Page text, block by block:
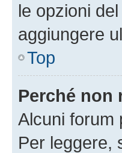
le opzioni
aggiungere
Top
Perché non
Alcuni forum
Per leggere,